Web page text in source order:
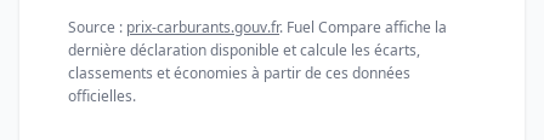
Source : prix-carburants.gouv.fr. Fuel Compare affiche la
dernière déclaration disponible et calcule les écarts,
classements et économies à partir de ces données
officielles.